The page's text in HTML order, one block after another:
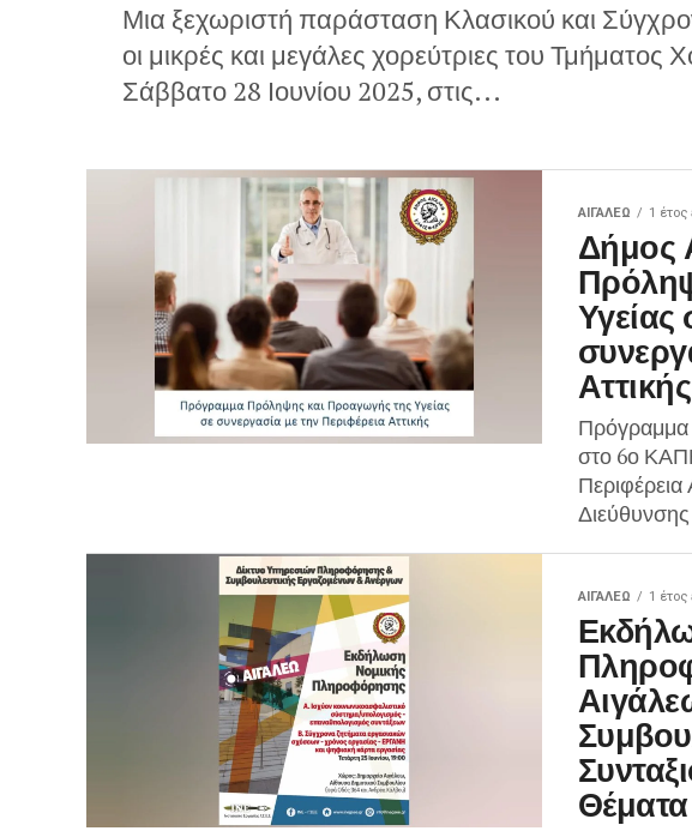
Μια ξεχωριστή παράσταση Κλασικού και
οι μικρές και μεγάλες χορεύτριες του
Σάββατο 28 Ιουνίου 2025, στις...
ΑΙΓΑΛΕΩ 1 έτος
Δήμος
Αττικής
Πρόγραμμα
στο 6ο
ΑΙΓΑΛΕΩ 1 έτος
Θέματα